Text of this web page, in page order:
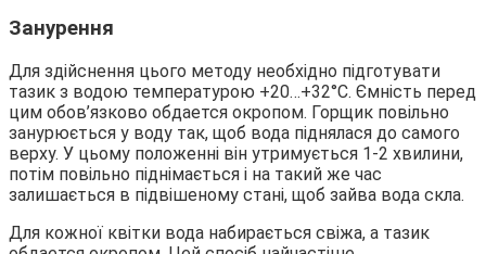
Занурення
Для здійснення цього методу необхідно підготувати
тазик з водою температурою +20…+32°С. Ємність перед
цим обов’язково обдается окропом. Горщик повільно
занурюється у воду так, щоб вода піднялася до самого
верху. У цьому положенні він утримується 1-2 хвилини,
потім повільно піднімається і на такий же час
залишається в підвішеному стані, щоб зайва вода скла.
Для кожної квітки вода набирається свіжа, а тазик